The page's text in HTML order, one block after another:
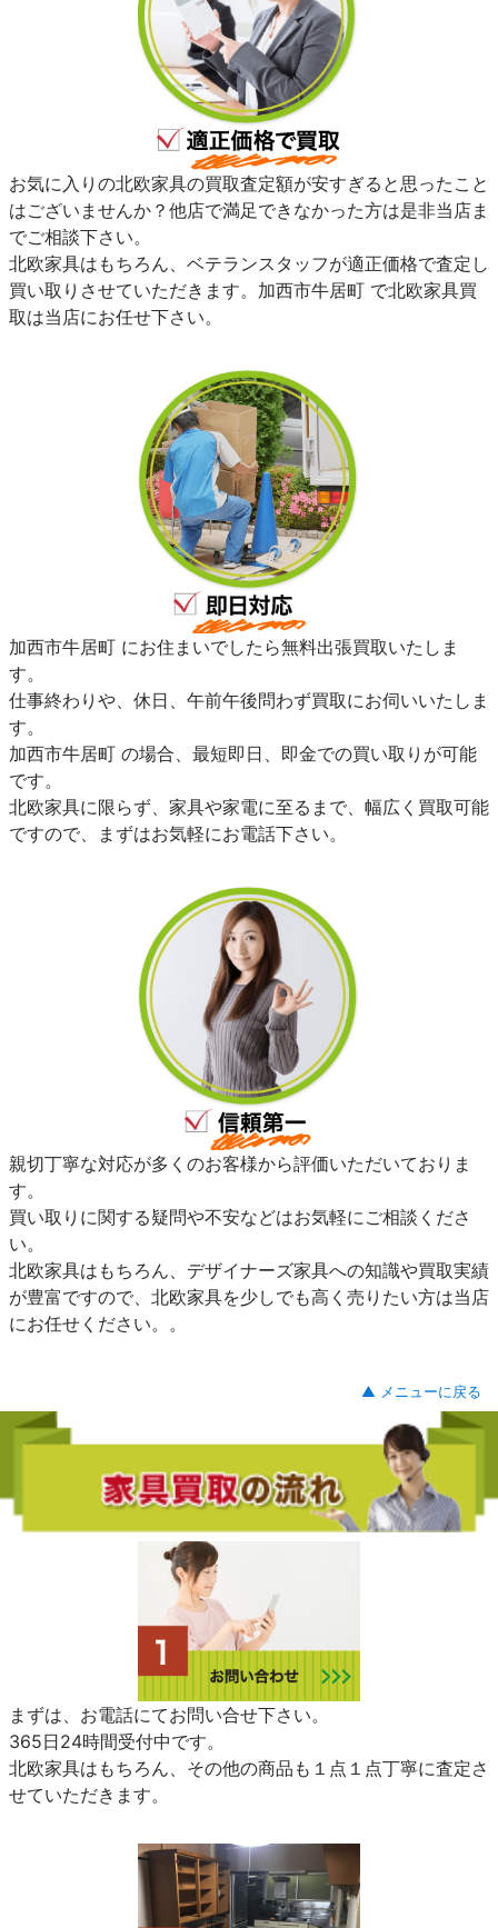
お気に入りの北欧家具の買取査定額が安すぎると思ったこと
はございませんか？他店で満足できなかった方は是非当店ま
でご相談下さい。
北欧家具はもちろん、ベテランスタッフが適正価格で査定し
買い取りさせていただきます。加西市牛居町 で北欧家具買
取は当店にお任せ下さい。
加西市牛居町 にお住まいでしたら無料出張買取いたしま
す。
仕事終わりや、休日、午前午後問わず買取にお伺いいたしま
す。
加西市牛居町 の場合、最短即日、即金での買い取りが可能
です。
北欧家具に限らず、家具や家電に至るまで、幅広く買取可能
ですので、まずはお気軽にお電話下さい。
親切丁寧な対応が多くのお客様から評価いただいておりま
す。
買い取りに関する疑問や不安などはお気軽にご相談くださ
い。
北欧家具はもちろん、デザイナーズ家具への知識や買取実績
が豊富ですので、北欧家具を少しでも高く売りたい方は当店
にお任せください。。
▲ メニューに戻る
まずは、お電話にてお問い合せ下さい。
365日24時間受付中です。
北欧家具はもちろん、その他の商品も１点１点丁寧に査定さ
せていただきます。